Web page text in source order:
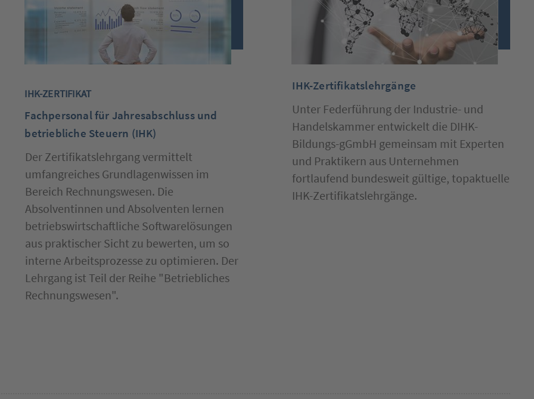
IHK-ZERTIFIKAT
Fachpersonal für Jahresabschluss und
betriebliche Steuern (IHK)
Der Zertifikatslehrgang vermittelt
umfangreiches Grundlagenwissen im
Bereich Rechnungswesen. Die
Absolventinnen und Absolventen lernen
betriebswirtschaftliche Softwarelösungen
aus praktischer Sicht zu bewerten, um so
interne Arbeitsprozesse zu optimieren. Der
Lehrgang ist Teil der Reihe "Betriebliches
Rechnungswesen".
IHK-Zertifikatslehrgänge
Unter Federführung der Industrie- und
Handelskammer entwickelt die DIHK-
Bildungs-gGmbH gemeinsam mit Experten
und Praktikern aus Unternehmen
fortlaufend bundesweit gültige, topaktuelle
IHK-Zertifikatslehrgänge.